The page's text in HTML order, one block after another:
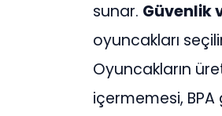
sunar. Güvenlik
oyuncakları
Oyuncakların
içermemesi, BPA